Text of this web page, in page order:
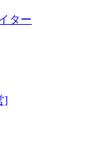
ター
]